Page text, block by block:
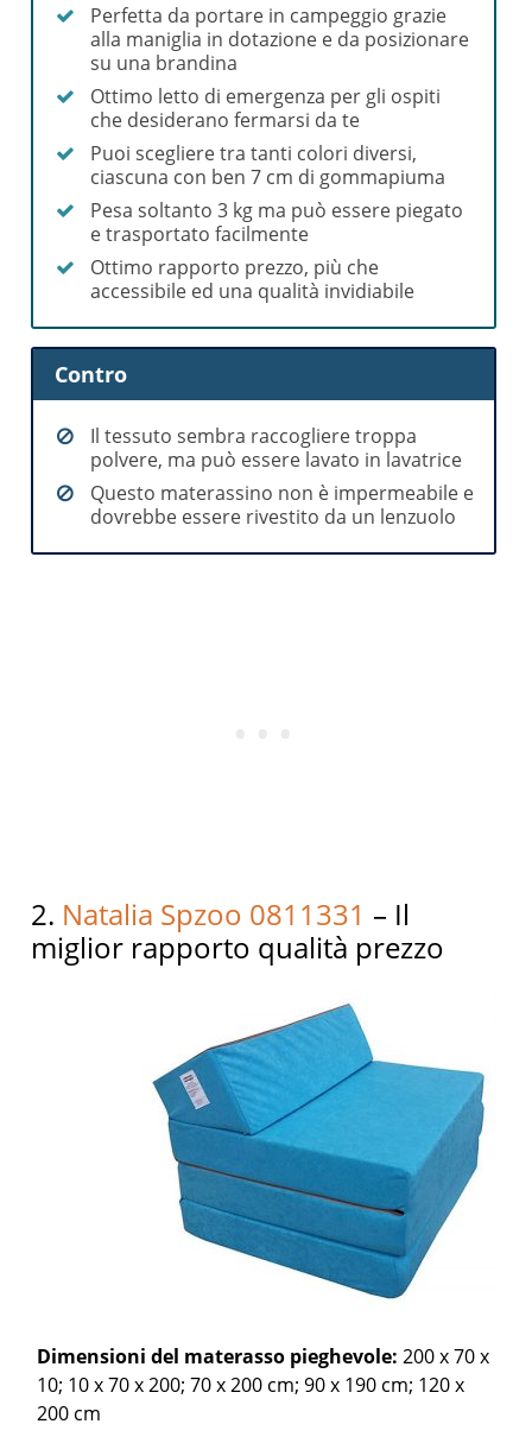
Perfetta da portare in campeggio grazie
alla maniglia in dotazione e da posizionare
su una brandina
Ottimo letto di emergenza per gli ospiti
che desiderano fermarsi da te
Puoi scegliere tra tanti colori diversi,
ciascuna con ben 7 cm di gommapiuma
Pesa soltanto 3 kg ma può essere piegato
e trasportato facilmente
Ottimo rapporto prezzo, più che
accessibile ed una qualità invidiabile
Contro
Il tessuto sembra raccogliere troppa
polvere, ma può essere lavato in lavatrice
Questo materassino non è impermeabile e
dovrebbe essere rivestito da un lenzuolo
2. Natalia Spzoo 0811331 – Il
miglior rapporto qualità prezzo
Dimensioni del materasso pieghevole:200 x 70 x
10; 10 x 70 x 200; 70 x 200 cm; 90 x 190 cm; 120 x
200 cm